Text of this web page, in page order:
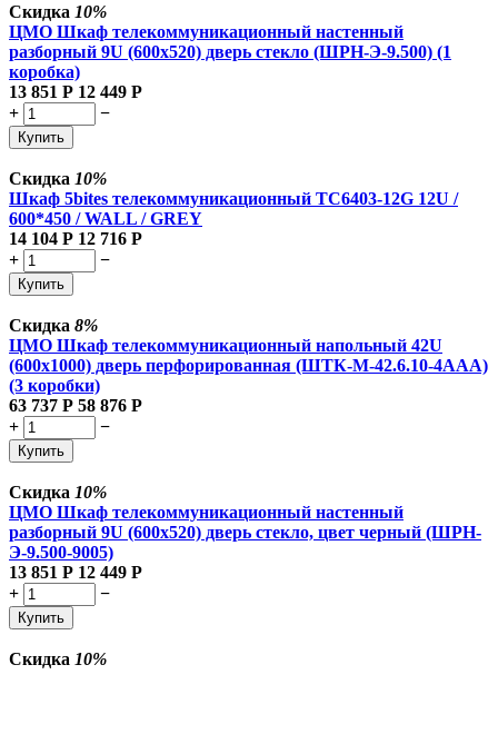
Скидка 10%
ЦМО Шкаф телекоммуникационный настенный
разборный 9U (600х520) дверь стекло (ШРН-Э-9.500) (1
коробка)
13 851 Р 12 449 Р
+
−
Купить
Скидка 10%
Шкаф 5bites телекоммуникационный TC6403-12G 12U /
600*450 / WALL / GREY
14 104 Р 12 716 Р
+
−
Купить
Скидка 8%
ЦМО Шкаф телекоммуникационный напольный 42U
(600x1000) дверь перфорированная (ШТК-М-42.6.10-4ААА)
(3 коробки)
63 737 Р 58 876 Р
+
−
Купить
Скидка 10%
ЦМО Шкаф телекоммуникационный настенный
разборный 9U (600х520) дверь стекло, цвет черный (ШРН-
Э-9.500-9005)
13 851 Р 12 449 Р
+
−
Купить
Скидка 10%